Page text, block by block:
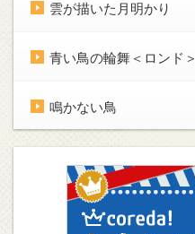
雲が描いた月明かり
青い鳥の輪舞＜ロンド＞
鳴かない鳥